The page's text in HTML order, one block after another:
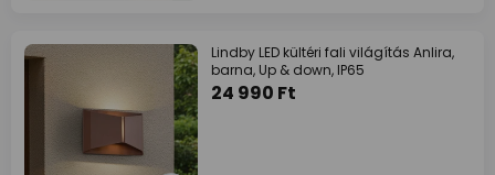
Lindby LED kültéri fali világítás Anlira,
barna, Up & down, IP65
24 990 Ft